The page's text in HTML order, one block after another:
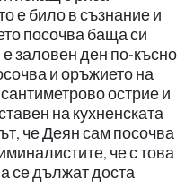
е било в съзнание и
посочва баща си
заловен ден по-късно
и оръжието на
острие и
на кухненската
че Деян сам посочва
че с това
се дължат доста